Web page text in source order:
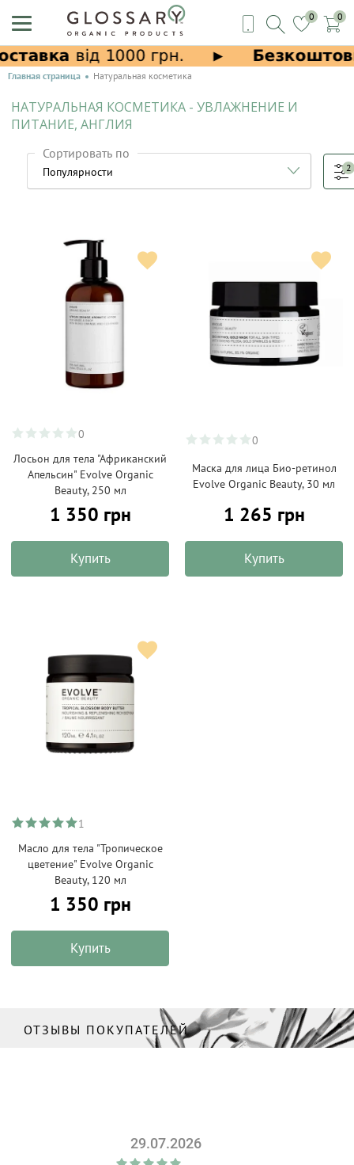
0 0
Главная страница Натуральная косметика
НАТУРАЛЬНАЯ КОСМЕТИКА - УВЛАЖНЕНИЕ И
ПИТАНИЕ, АНГЛИЯ
Сортировать по
2
0
Лосьон для тела "Африканский
Апельсин" Evolve Organic
Beauty, 250 мл
1 350 грн
Купить
0
Маска для лица Био-ретинол
Evolve Organic Beauty, 30 мл
1 265 грн
Купить
1
Масло для тела "Тропическое
цветение" Evolve Organic
Beauty, 120 мл
1 350 грн
Купить
ОТЗЫВЫ ПОКУПАТЕЛЕЙ
29.07.2026